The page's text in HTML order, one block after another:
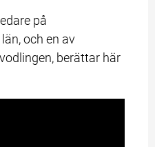
på
och en av
berättar här